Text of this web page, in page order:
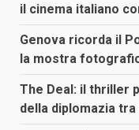
il cinema italiano
Genova ricorda il
la mostra
The Deal: il thriller
della diplomazia tra